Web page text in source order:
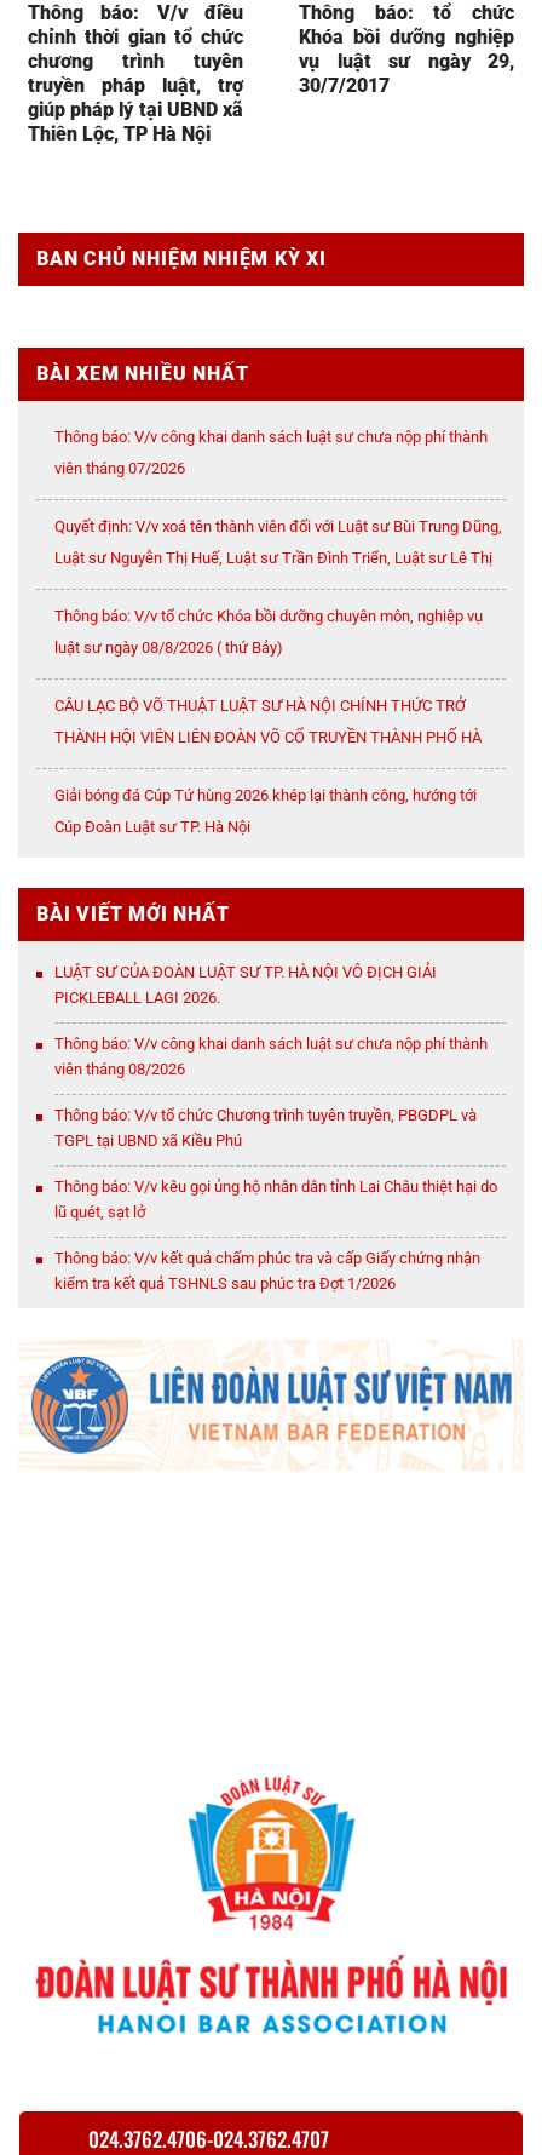
Thông báo: V/v điều
chỉnh thời gian tổ chức
chương trình tuyên
truyền pháp luật, trợ
giúp pháp lý tại UBND xã
Thiên Lộc, TP Hà Nội
Thông báo: tổ chức
Khóa bồi dưỡng nghiệp
vụ luật sư ngày 29,
30/7/2017
BAN CHỦ NHIỆM NHIỆM KỲ XI
BÀI XEM NHIỀU NHẤT
Thông báo: V/v công khai danh sách luật sư chưa nộp phí thành
viên tháng 07/2026
Quyết định: V/v xoá tên thành viên đối với Luật sư Bùi Trung Dũng,
Luật sư Nguyễn Thị Huế, Luật sư Trần Đình Triển, Luật sư Lê Thị
Oanh
Thông báo: V/v tổ chức Khóa bồi dưỡng chuyên môn, nghiệp vụ
luật sư ngày 08/8/2026 ( thứ Bảy)
CÂU LẠC BỘ VÕ THUẬT LUẬT SƯ HÀ NỘI CHÍNH THỨC TRỞ
THÀNH HỘI VIÊN LIÊN ĐOÀN VÕ CỔ TRUYỀN THÀNH PHỐ HÀ
NỘI
Giải bóng đá Cúp Tứ hùng 2026 khép lại thành công, hướng tới
Cúp Đoàn Luật sư TP. Hà Nội
BÀI VIẾT MỚI NHẤT
LUẬT SƯ CỦA ĐOÀN LUẬT SƯ TP. HÀ NỘI VÔ ĐỊCH GIẢI
PICKLEBALL LAGI 2026.
Thông báo: V/v công khai danh sách luật sư chưa nộp phí thành
viên tháng 08/2026
Thông báo: V/v tổ chức Chương trình tuyên truyền, PBGDPL và
TGPL tại UBND xã Kiều Phú
Thông báo: V/v kêu gọi ủng hộ nhân dân tỉnh Lai Châu thiệt hại do
lũ quét, sạt lở
Thông báo: V/v kết quả chấm phúc tra và cấp Giấy chứng nhận
kiểm tra kết quả TSHNLS sau phúc tra Đợt 1/2026
024.3762.4706-024.3762.4707